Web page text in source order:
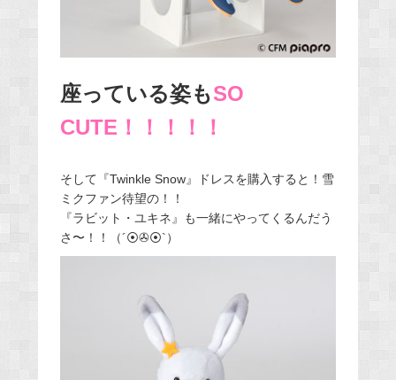
座っている姿もSO
CUTE！！！！！
そして『Twinkle Snow』ドレスを購入すると！雪
ミクファン待望の！！
『ラビット・ユキネ』も一緒にやってくるんだう
さ〜！！（´⦿✇⦿`）